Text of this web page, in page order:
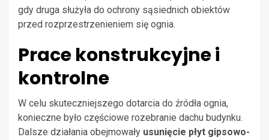
gdy druga służyła do ochrony sąsiednich obiektów
przed rozprzestrzenieniem się ognia.
Prace konstrukcyjne i
kontrolne
W celu skuteczniejszego dotarcia do źródła ognia,
konieczne było częściowe rozebranie dachu budynku.
Dalsze działania obejmowały usunięcie płyt gipsowo-